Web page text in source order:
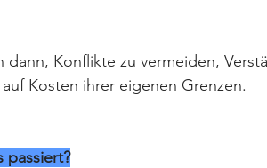
dann, Konflikte zu vermeiden,
Kosten ihrer eigenen Grenzen.
passiert?